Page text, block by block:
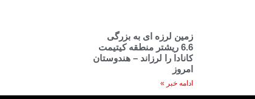
زمین لرزه ای به بزرگی
6.6 ریشتر منطقه کیتیمت
کانادا را لرزاند – هندوستان
امروز
ادامه خبر »